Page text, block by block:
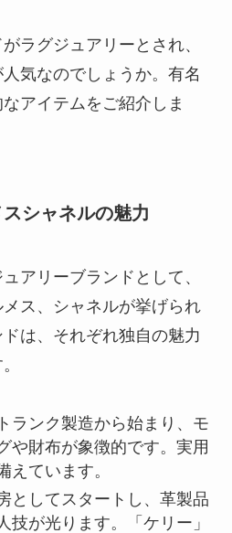
ラグジュアリーとされ、
気なのでしょうか。有名
アイテムをご紹介しま
シャネルの魅力
アリーブランドとして、
ス、シャネルが挙げられ
は、それぞれ独自の魅力
ランク製造から始まり、モ
や財布が象徴的です。実用
えています。
としてスタートし、革製品
技が光ります。「ケリー」